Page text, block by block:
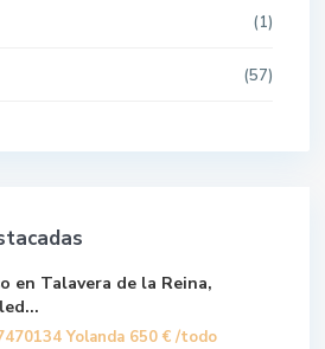
(1)
(57)
en Talavera de la Reina,
Yolanda 650 € /todo